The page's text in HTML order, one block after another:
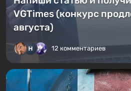
VGTimes (конкурс
августа)
12 комментариев